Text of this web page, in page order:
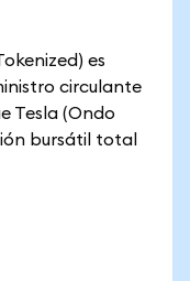
es
circulante
Tesla (Ondo
bursátil total